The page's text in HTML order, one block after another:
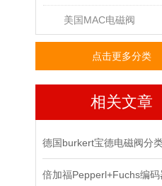
美国MAC电磁阀
点击更多分类
相关文章
德国burkert宝德电磁阀分
倍加福Pepperl+Fuchs编码